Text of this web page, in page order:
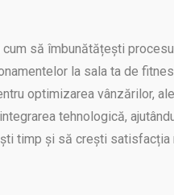
să îmbunătățești
la sala ta de
optimizarea vânzărilor,
tehnologică,
timp și să crești satisfacția